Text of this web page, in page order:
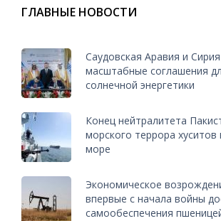
ГЛАВНЫЕ НОВОСТИ
Саудовская Аравия и
масштабные соглашения
солнечной энергетики
Конец нейтралитета
морского террора
море
Экономическое
впервые с начала войны
самообеспечения